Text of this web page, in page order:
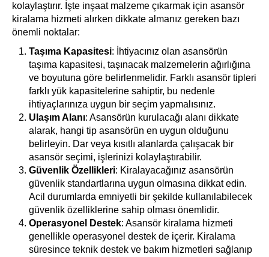
kolaylaştırır. İşte inşaat malzeme çıkarmak için asansör
kiralama hizmeti alırken dikkate almanız gereken bazı
önemli noktalar:
Taşıma Kapasitesi: İhtiyacınız olan asansörün
taşıma kapasitesi, taşınacak malzemelerin ağırlığına
ve boyutuna göre belirlenmelidir. Farklı asansör tipleri
farklı yük kapasitelerine sahiptir, bu nedenle
ihtiyaçlarınıza uygun bir seçim yapmalısınız.
Ulaşım Alanı: Asansörün kurulacağı alanı dikkate
alarak, hangi tip asansörün en uygun olduğunu
belirleyin. Dar veya kısıtlı alanlarda çalışacak bir
asansör seçimi, işlerinizi kolaylaştırabilir.
Güvenlik Özellikleri: Kiralayacağınız asansörün
güvenlik standartlarına uygun olmasına dikkat edin.
Acil durumlarda emniyetli bir şekilde kullanılabilecek
güvenlik özelliklerine sahip olması önemlidir.
Operasyonel Destek: Asansör kiralama hizmeti
genellikle operasyonel destek de içerir. Kiralama
süresince teknik destek ve bakım hizmetleri sağlanıp